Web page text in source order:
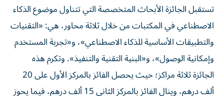
تستقبل الجائزة الأبحاث المتخصصة التي تتناول موضوع الذكاء
الاصطناعي في المكتبات من خلال ثلاثة محاور، هي: «التقنيات
والتطبيقات الأساسية للذكاء الاصطناعي»، و«تجربة المستخدم
وإمكانية الوصول»، و«البنية التقنية والتنفيذ». وتكرم هذه
الجائزة ثلاثة مراكز؛ حيث يحصل الفائز بالمركز الأول على 20
ألف درهم، وينال الفائز بالمركز الثاني 15 ألف درهم، فيما يحوز